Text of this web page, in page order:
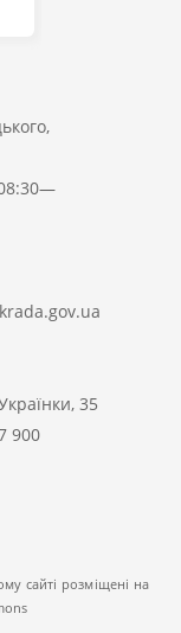
35
900
сайті розміщені на